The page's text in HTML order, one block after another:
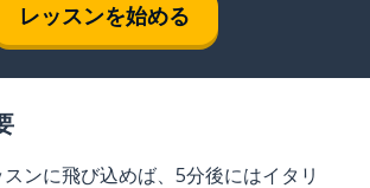
レッスンを始める
ンに飛び込めば、5分後にはイタリ